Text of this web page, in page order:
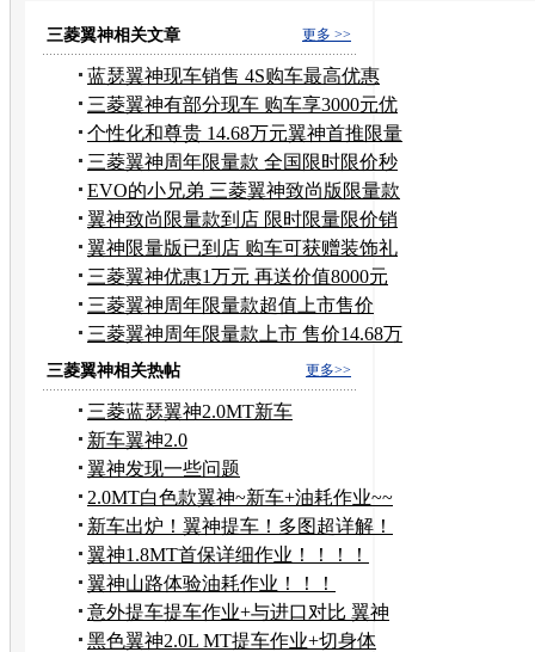
更多 >>
三菱翼神相关文章
蓝瑟翼神现车销售 4S购车最高优惠
3000元
三菱翼神有部分现车 购车享3000元优
惠
个性化和尊贵 14.68万元翼神首推限量
版
三菱翼神周年限量款 全国限时限价秒
杀
EVO的小兄弟 三菱翼神致尚版限量款
到店
翼神致尚限量款到店 限时限量限价销
售
翼神限量版已到店 购车可获赠装饰礼
包
三菱翼神优惠1万元 再送价值8000元
礼包
三菱翼神周年限量款超值上市售价
14.68万
三菱翼神周年限量款上市 售价14.68万
元
更多>>
三菱翼神相关热帖
三菱蓝瑟翼神2.0MT新车
新车翼神2.0
翼神发现一些问题
2.0MT白色款翼神~新车+油耗作业~~
新车出炉！翼神提车！多图超详解！
翼神1.8MT首保详细作业！！！！
翼神山路体验油耗作业！！！
意外提车提车作业+与进口对比 翼神
黑色1.8MT！
黑色翼神2.0L MT提车作业+切身体